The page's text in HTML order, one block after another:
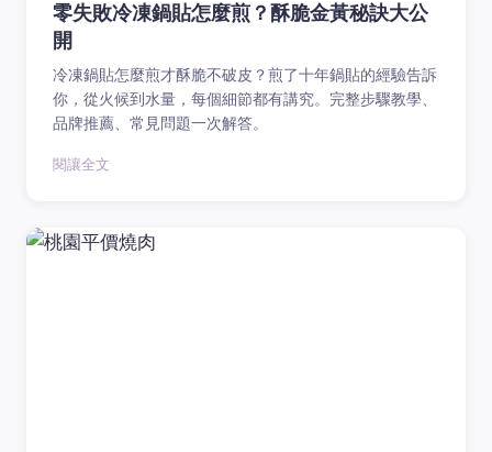
零失敗冷凍鍋貼怎麼煎？酥脆金黃秘訣大公
開
冷凍鍋貼怎麼煎才酥脆不破皮？煎了十年鍋貼的經驗告訴
你，從火候到水量，每個細節都有講究。完整步驟教學、
品牌推薦、常見問題一次解答。
閱讓全文